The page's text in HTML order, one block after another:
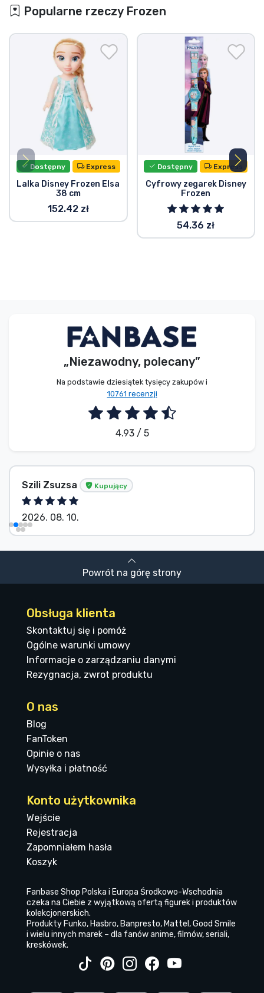
Popularne rzeczy Frozen
Dostępny Express
Lalka Disney Frozen Elsa
38 cm
152.42 zł
Dostępny Express
Cyfrowy zegarek Disney
Frozen
54.36 zł
„Niezawodny, polecany”
Na podstawie dziesiątek tysięcy zakupów i
10761 recenzji
4.93 / 5
Szili Zsuzsa Kupujący
2026. 08. 10.
Powrót na górę strony
Obsługa klienta
Skontaktuj się i pomóż
Ogólne warunki umowy
Informacje o zarządzaniu danymi
Rezygnacja, zwrot produktu
O nas
Blog
FanToken
Opinie o nas
Wysyłka i płatność
Konto użytkownika
Wejście
Rejestracja
Zapomniałem hasła
Koszyk
Fanbase Shop Polska i Europa Środkowo-Wschodnia
czeka na Ciebie z wyjątkową ofertą figurek i produktów
kolekcjonerskich.
Produkty Funko, Hasbro, Banpresto, Mattel, Good Smile
i wielu innych marek – dla fanów anime, filmów, seriali,
kreskówek.